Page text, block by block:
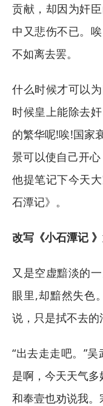
贡献，却因为奸
中又悲伤不已。
不如离去罢。
什么时候才可以
时候皇上能除去
的繁华呢!唉!国家
景可以使自己开
他提笔记下今天
石潭记》。
改写《小石潭记
又是空虚黯淡的
眼里,却黯然失色
说，只是拭不去的
“出去走走吧。”
是啊，今天天气
和奉壹也劝说我。